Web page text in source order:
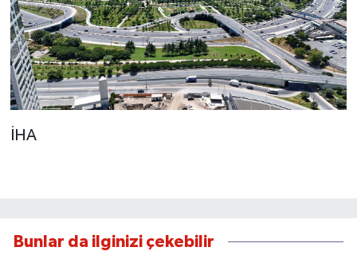
İHA
Bunlar da ilginizi çekebilir